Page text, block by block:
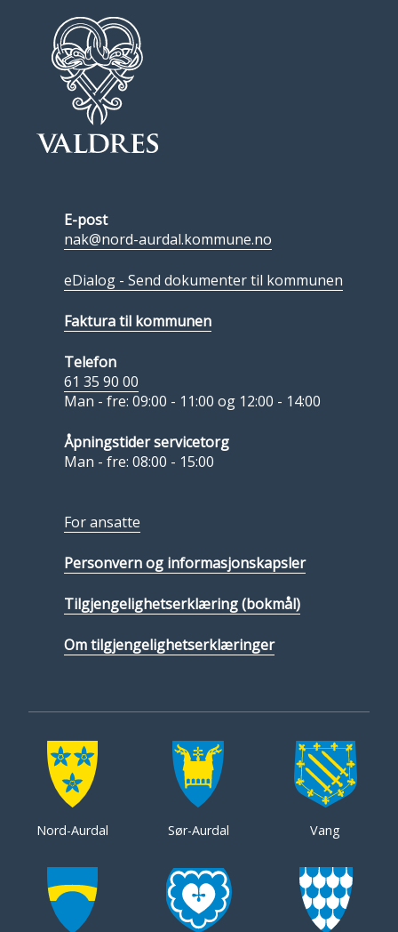
E-post
nak@nord-aurdal.kommune.no
eDialog - Send dokumenter til kommunen
Faktura til kommunen
Telefon
61 35 90 00
Man - fre: 09:00 - 11:00 og 12:00 - 14:00
Åpningstider servicetorg
Man - fre: 08:00 - 15:00
For ansatte
Personvern og informasjonskapsler
Tilgjengelighetserklæring (bokmål)
Om tilgjengelighetserklæringer
Nord-Aurdal Sør-Aurdal Vang